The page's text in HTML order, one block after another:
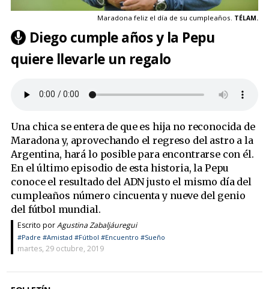
Maradona feliz el día de su cumpleaños. TÉLAM.
Diego cumple años y la Pepu
quiere llevarle un regalo
Una chica se entera de que es hija no reconocida de
Maradona y, aprovechando el regreso del astro a la
Argentina, hará lo posible para encontrarse con él.
En el último episodio de esta historia, la Pepu
conoce el resultado del ADN justo el mismo día del
cumpleaños número cincuenta y nueve del genio
del fútbol mundial.
Escrito porAgustina Zabaljáuregui
#Padre #Amistad #Fútbol #Encuentro #Sueño
martes, 29 octubre, 2019